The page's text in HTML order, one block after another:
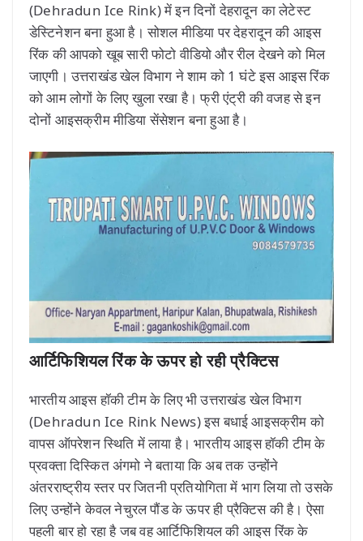
(Dehradun Ice Rink) में इन दिनों देहरादून का लेटेस्ट
डेस्टिनेशन बना हुआ है। सोशल मीडिया पर देहरादून की आइस
रिंक की आपको खूब सारी फोटो वीडियो और रील देखने को मिल
जाएगी। उत्तराखंड खेल विभाग ने शाम को 1 घंटे इस आइस रिंक
को आम लोगों के लिए खुला रखा है। फ्री एंट्री की वजह से इन
दोनों आइसक्रीम मीडिया सेंसेशन बना हुआ है।
आर्टिफिशियल रिंक के ऊपर हो रही प्रैक्टिस
भारतीय आइस हॉकी टीम के लिए भी उत्तराखंड खेल विभाग
(Dehradun Ice Rink News) इस बधाई आइसक्रीम को
वापस ऑपरेशन स्थिति में लाया है। भारतीय आइस हॉकी टीम के
प्रवक्ता दिस्कित अंगमो ने बताया कि अब तक उन्होंने
अंतरराष्ट्रीय स्तर पर जितनी प्रतियोगिता में भाग लिया तो उसके
लिए उन्होंने केवल नेचुरल पौंड के ऊपर ही प्रैक्टिस की है। ऐसा
पहली बार हो रहा है जब वह आर्टिफिशियल की आइस रिंक के